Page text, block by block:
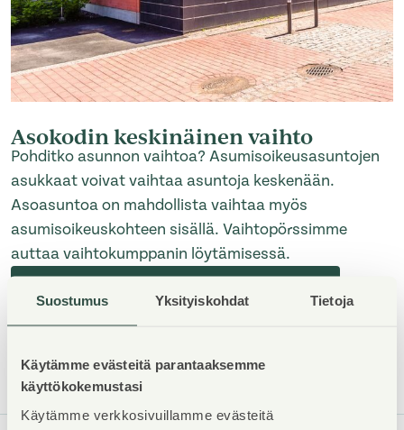
Suostumus Yksityiskohdat Tietoja
Käytämme evästeitä parantaaksemme
käyttökokemustasi
Käytämme verkkosivuillamme evästeitä
Asokodin keskinäinen vaihto
Pohditko asunnon vaihtoa? Asumisoikeusasuntojen
asukkaat voivat vaihtaa asuntoja keskenään.
Asoasuntoa on mahdollista vaihtaa myös
asumisoikeuskohteen sisällä. Vaihtopörssimme
auttaa vaihtokumppanin löytämisessä.